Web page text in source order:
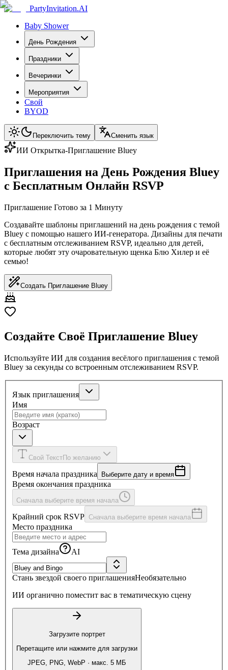
PartyInvitation.AI
Baby Shower
День Рождения
Праздники
Вечеринки
Мероприятия
Свой
BYOD
Переключить тему Сменить язык
ИИ Открытка-Приглашение Bluey
Приглашения на День Рождения Bluey
с Бесплатным Онлайн RSVP
Приглашение Готово за 1 Минуту
Создавайте шаблоны приглашений на день рождения с темой
Bluey с помощью нашего ИИ-генератора. Дизайны для печати
с бесплатным отслеживанием RSVP, идеально для детей,
которые любят эту очаровательную щенка Блю Хилер и её
семью!
Создать Приглашение Bluey
Создайте Своё Приглашение Bluey
Используйте ИИ для создания весёлого приглашения с темой
Bluey за секунды со встроенным отслеживанием RSVP.
Язык приглашения
Имя
Возраст
Свой ТекстПо желанию
Время начала праздника Выберите дату и время
Время окончания праздника
Сначала выберите время начала
Крайний срок RSVP Сначала выберите время начала
Место праздника
Тема дизайна AI
Стань звездой своего приглашенияНеобязательно
ИИ органично поместит вас в тематическую сцену
Загрузите портрет
Перетащите или нажмите для загрузки
JPEG, PNG, WebP · макс. 5 МБ